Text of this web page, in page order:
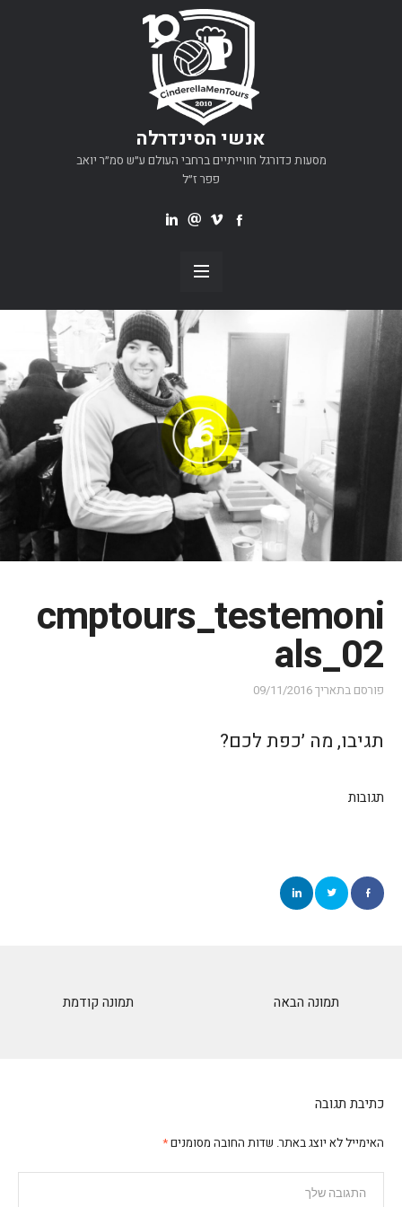
אנשי הסינדרלה
מסעות כדורגל חווייתיים ברחבי העולם ע״ש סמ״ר יואב
פפר ז״ל
cmptours_testemoni
als_02
פורסם בתאריך09/11/2016
תגיבו, מה ׳כפת לכם?
תגובות
תמונה קודמת תמונה הבאה
כתיבת תגובה
האימייל לא יוצג באתר. שדות החובה מסומנים*